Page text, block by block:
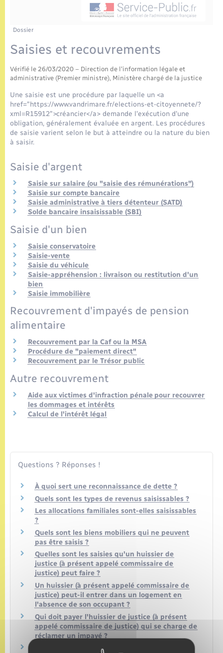
Etat-civil - Papiers - Citoyenneté
Mariage – PACS
Parrainage civil
Recensement
Logement - Urbanisme
Nouvel habitant
Numérique
Organisation d’événement
Sécurité - Prévention
Seniors
Transports
Voirie et espace public
Travaux - Autorisation d’occupation de l’espace
Compétences
Plan interactif
Présentation de la commune
Publications
La Communauté de communes
Dossier
Saisies et recouvrements
Vérifié le 26/03/2020 – Direction de l'information légale et
administrative (Premier ministre), Ministère chargé de la justice
Une saisie est une procédure par laquelle un <a
href="https://www.vandrimare.fr/elections-et-citoyennete/?
xml=R15912">créancier</a> demande l'exécution d'une
obligation, généralement évaluée en argent. Les procédures
de saisie varient selon le but à atteindre ou la nature du bien
à saisir.
Saisie d'argent
Saisie sur salaire (ou "saisie des rémunérations")
Saisie sur compte bancaire
Saisie administrative à tiers détenteur (SATD)
Solde bancaire insaisissable (SBI)
Saisie d'un bien
Saisie conservatoire
Saisie-vente
Saisie du véhicule
Saisie-appréhension : livraison ou restitution d'un
bien
Saisie immobilière
Recouvrement d'impayés de pension
alimentaire
Recouvrement par la Caf ou la MSA
Procédure de "paiement direct"
Recouvrement par le Trésor public
Autre recouvrement
Aide aux victimes d'infraction pénale pour recouvrer
les dommages et intérêts
Calcul de l'intérêt légal
Questions ? Réponses !
À quoi sert une reconnaissance de dette ?
Quels sont les types de revenus saisissables ?
Les allocations familiales sont-elles saisissables
?
Quels sont les biens mobiliers qui ne peuvent
pas être saisis ?
Quelles sont les saisies qu'un huissier de
justice (à présent appelé commissaire de
justice) peut faire ?
Un huissier (à présent appelé commissaire de
justice) peut-il entrer dans un logement en
l'absence de son occupant ?
Qui doit payer l'huissier de justice (à présent
appelé commissaire de justice) qui se charge de
réclamer un impayé ?
Qu'est-ce que l'intérêt légal ?